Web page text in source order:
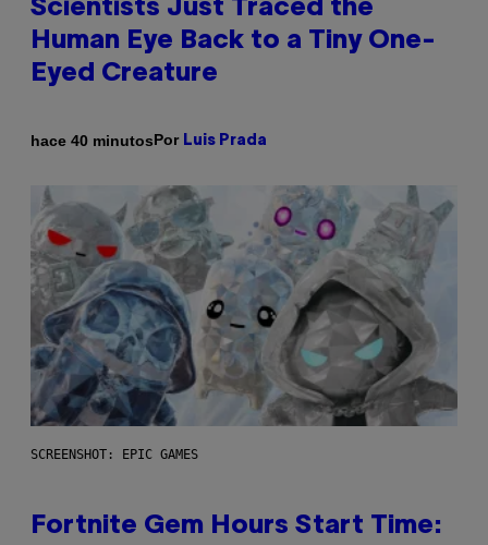
Scientists Just Traced the
Human Eye Back to a Tiny One-
Eyed Creature
hace 40 minutosPor Luis Prada
SCREENSHOT: EPIC GAMES
Fortnite Gem Hours Start Time: